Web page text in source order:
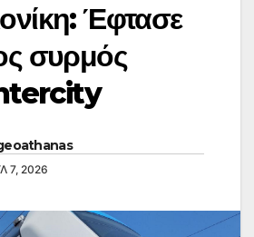
Έφτασε
συρμός
7, 2026